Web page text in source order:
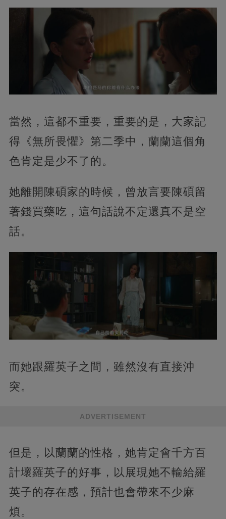
當然，這都不重要，重要的是，大家記
得《無所畏懼》第二季中，蘭蘭這個角
色肯定是少不了的。
她離開陳碩家的時候，曾放言要陳碩留
著錢買藥吃，這句話說不定還真不是空
話。
而她跟羅英子之間，雖然沒有直接沖
突。
ADVERTISEMENT
但是，以蘭蘭的性格，她肯定會千方百
計壞羅英子的好事，以展現她不輸給羅
英子的存在感，預計也會帶來不少麻
煩。